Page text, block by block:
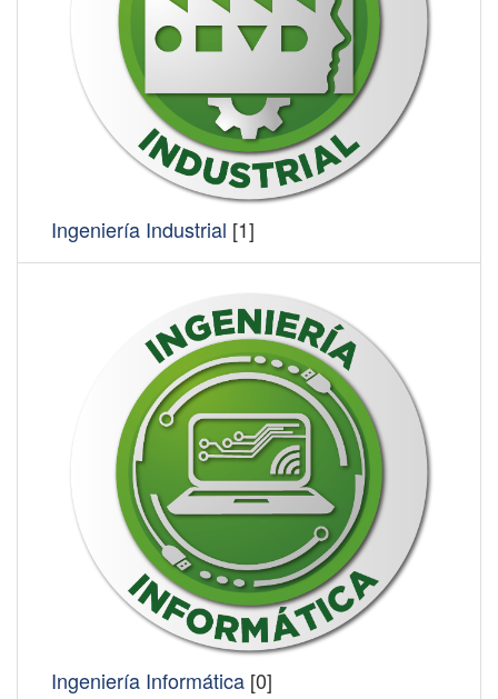
Ingeniería Industrial [1]
Ingeniería Informática [0]